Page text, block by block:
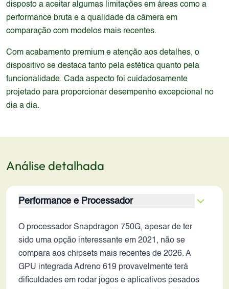
disposto a aceitar algumas limitações em áreas como a
performance bruta e a qualidade da câmera em
comparação com modelos mais recentes.
Com acabamento premium e atenção aos detalhes, o
dispositivo se destaca tanto pela estética quanto pela
funcionalidade. Cada aspecto foi cuidadosamente
projetado para proporcionar desempenho excepcional no
dia a dia.
Análise detalhada
Performance e Processador
O processador Snapdragon 750G, apesar de ter
sido uma opção interessante em 2021, não se
compara aos chipsets mais recentes de 2026. A
GPU integrada Adreno 619 provavelmente terá
dificuldades em rodar jogos e aplicativos pesados